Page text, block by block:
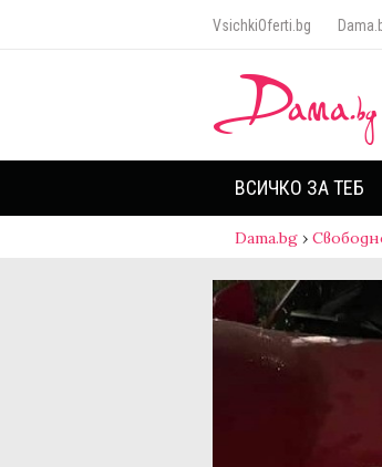
VsichkiOferti.bg
ВСИЧКО ЗА ТЕБ
Dama.bg ›